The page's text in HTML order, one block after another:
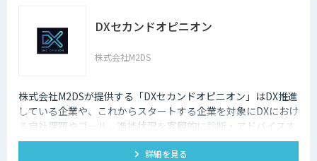
DXセカンドオピニオン
株式会社M2DS
株式会社M2DSが提供する「DXセカンドオピニオン」はDX推進
している企業や、これからスタートする企業を対象にDXにおけ
る自社課題やゴール、進捗状況を客観的に診断・アドバイスす
るサービスです
詳細を見る